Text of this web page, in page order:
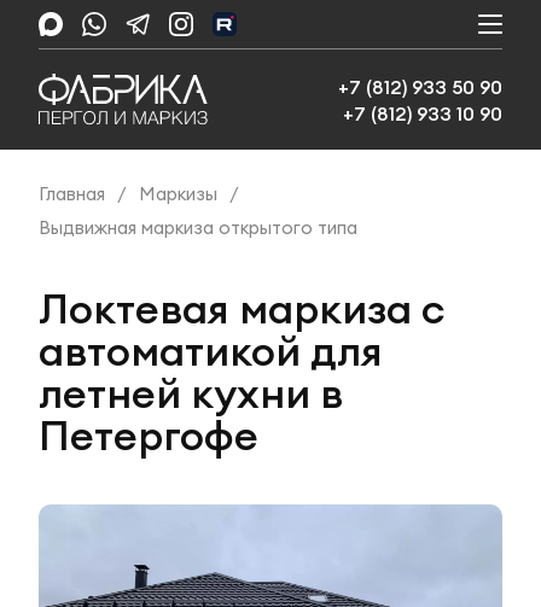
+7 (812) 933 50 90
+7 (812) 933 10 90
Главная / Маркизы
/
Выдвижная маркиза открытого типа
Локтевая маркиза с
автоматикой для
летней кухни в
Петергофе